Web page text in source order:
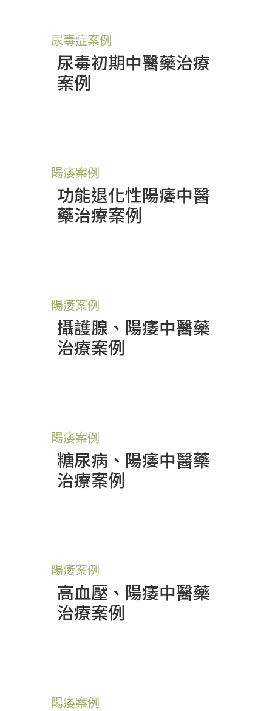
尿毒症案例
尿毒初期中醫藥治療
案例
陽痿案例
功能退化性陽痿中醫
藥治療案例
陽痿案例
攝護腺、陽痿中醫藥
治療案例
陽痿案例
糖尿病、陽痿中醫藥
治療案例
陽痿案例
高血壓、陽痿中醫藥
治療案例
陽痿案例